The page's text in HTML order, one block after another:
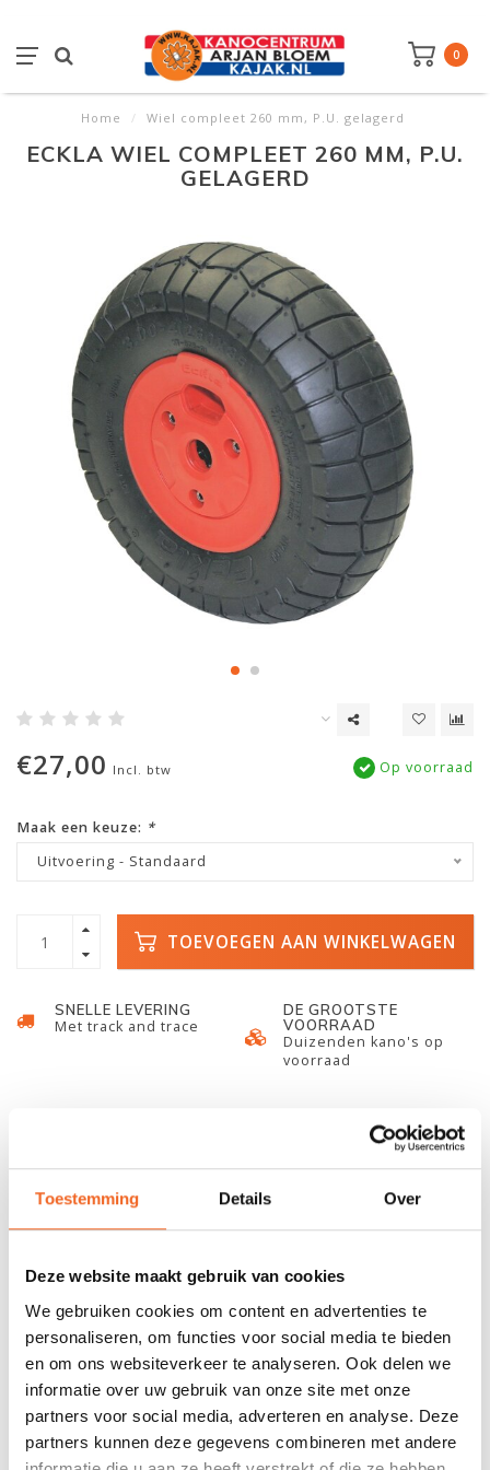
Toestemming Details Over
Deze website maakt gebruik van cookies
We gebruiken cookies om content en advertenties te
personaliseren, om functies voor social media te bieden
en om ons websiteverkeer te analyseren. Ook delen we
informatie over uw gebruik van onze site met onze
partners voor social media, adverteren en analyse. Deze
partners kunnen deze gegevens combineren met andere
0
Home / Wiel compleet 260 mm, P.U. gelagerd
ECKLA WIEL COMPLEET 260 MM, P.U.
GELAGERD
€27,00 Incl. btw Op voorraad
Maak een keuze: *
Uitvoering - Standaard
TOEVOEGEN AAN WINKELWAGEN
SNELLE LEVERING
Met track and trace
DE GROOTSTE
VOORRAAD
Duizenden kano's op
voorraad
MOGELIJKHEID
Bij onze showroom
locatie
Dit Eckla P.U. wiel wordt compleet geleverd en heeft een
diameter van 260 millimeter. Deze variant wordt standaard
geleverd op de Eckla Atlantic 260. Doordat deze gemaakt is van
P.U. kan dit wieltje niet lek raken of klappen.
Let op!
Op de modellen gekocht voor 2025 past de standaard
variant, op de modellen gekocht in 2025 past de Ecklafix